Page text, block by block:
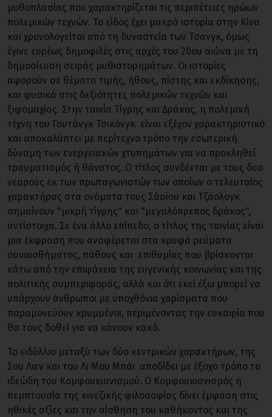
μυθοπλασίας που χαρακτηρίζεται τις περιπέτειες ηρώων
πολεμικών τεχνών. Το είδος έχει μακρά ιστορία στην Κίνα
και χρονολογείται από τη δυναστεία των Τσανγκ, όμως
έγινε ευρέως δημοφιλές στις αρχές του 20ου αιώνα με τη
δημοσίευση σειράς μυθιστορημάτων. Οι ιστορίες
αφορούν σε θέματα τιμής, ήθους, πίστης και εκδίκησης,
και φυσικά στις δεξιότητες πολεμικών τεχνών και
ξιφομαχίας. Στην ταινία Τίγρης και Δράκος, η πολεμική
τέχνη του Γουτάνγκ Τσικόνγκ είναι εξέχον χαρακτηριστικό
και αποκαλύπτει με περίτεχνο τρόπο την εσωτερική
δύναμη των ενεργειακών χτυπημάτων για να προκληθεί
τραυματισμός ή θάνατος. Ο τίτλος συνδέεται με τους δυο
νεαρούς εκ των πρωταγωνιστών των οποίων ο τελευταίος
χαρακτήρας στα ονόματα τους Σάοϊου και Τζάολογκ
σημαίνουν "μικρή τίγρης" και "μεγαλόπρεπος δράκος",
αντίστοιχα. Σε ένα άλλο επίπεδο, ο τίτλος της ταινίας είναι
μια έκφραση που αναφέρεται στα κρυφά ρεύματα
συναισθήματος, πάθους και επιθυμίας που βρίσκονται
κάτω από την επιφάνεια της ευγενικής κοινωνίας και της
πολιτικής συμπεριφοράς, αλλά και ότι εκεί έξω μπορεί να
υπάρχουν άνθρωποι με υποχθόνια χαρίσματα που
παραμονεύουν κρυμμένοι, περιμένοντας την ευκαιρία που
θα τους δοθεί για να κάνουν κακό.
Το ειδύλλιο μεταξύ των δύο κεντρικών χαρακτήρων, της
Σου Λιεν και του Λι Μου Μπάι αποδίδει με έξοχο τρόπο τα
ιδεώδη του Κομφουκιανισμού. Ο Κομφουκιανισμός η
πεμπτουσία της κινεζικής φιλοσοφίας δίνει έμφαση στις
ηθικές αξίες και την αίσθηση του καθήκοντος και της